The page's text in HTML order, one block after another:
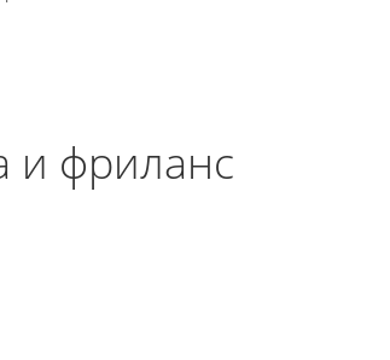
и фриланс